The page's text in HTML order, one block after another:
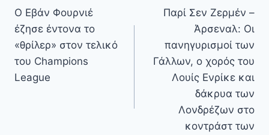
άρθρων
Ο Εβάν Φουρνιέ
έζησε έντονα το
«θρίλερ» στον τελικό
του Champions
League
Παρί Σεν Ζερμέν –
Άρσεναλ: Οι
πανηγυρισμοί των
Γάλλων, ο χορός του
Λουίς Ενρίκε και
δάκρυα των
Λονδρέζων στο
κοντράστ των